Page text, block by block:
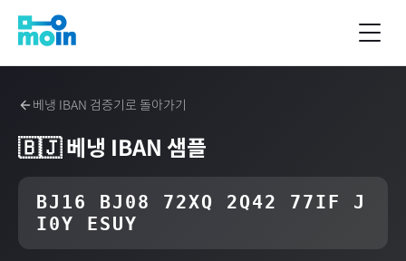
베냉 IBAN 검증기로 돌아가기
🇧🇯 베냉 IBAN 샘플
BJ16 BJ08 72XQ 2Q42 77IF J
I0Y ESUY